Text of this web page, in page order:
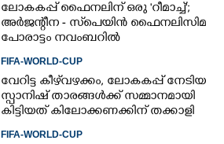
ലോകകപ്പ് ഫൈനലിന് ഒരു 'റീമാച്ച്';
അര്‍ജന്റീന - സ്‌പെയിന്‍ ഫൈനലിസിമ
പോരാട്ടം നവംബറില്‍
FIFA-WORLD-CUP
വേറിട്ട കീഴ്‌‌വഴക്കം,​ ലോകകപ്പ് നേടിയ
സ്പാനിഷ് താരങ്ങൾക്ക് സമ്മാനമായി
കിട്ടിയത് കിലോക്കണക്കിന് തക്കാളി
FIFA-WORLD-CUP